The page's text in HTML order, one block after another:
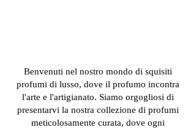
Benvenuti nel nostro mondo di squisiti
profumi di lusso, dove il profumo incontra
l'arte e l'artigianato. Siamo orgogliosi di
presentarvi la nostra collezione di profumi
meticolosamente curata, dove ogni